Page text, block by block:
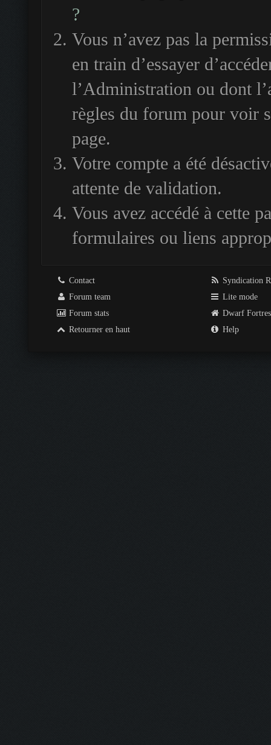
?
Vous n’avez pas la
en train d’essayer
l’Administration ou dont
règles du forum pour voir
page.
Votre compte a été
attente de validation.
Vous avez accédé à cette
formulaires ou liens
Contact
Forum team
Forum stats
Retourner en haut
Syndication
Lite mode
Dwarf
Help